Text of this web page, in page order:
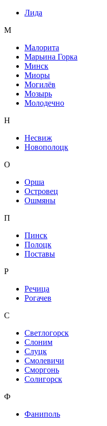
Лида
М
Малорита
Марьина Горка
Минск
Миоры
Могилёв
Мозырь
Молодечно
Н
Несвиж
Новополоцк
О
Орша
Островец
Ошмяны
П
Пинск
Полоцк
Поставы
Р
Речица
Рогачев
С
Светлогорск
Слоним
Слуцк
Смолевичи
Сморгонь
Солигорск
Ф
Фаниполь